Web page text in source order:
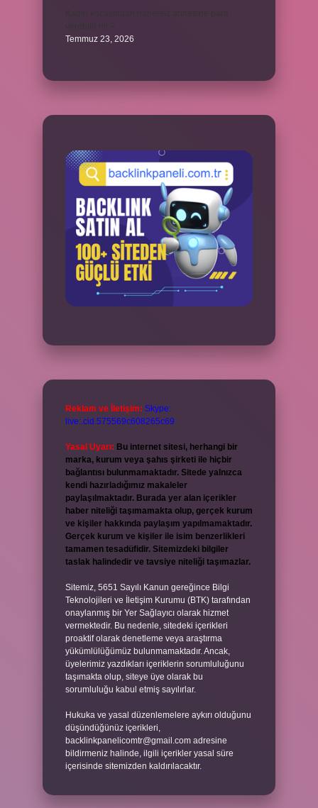
Temmuz 23, 2026
Reklam ve İletişim: Skype:
live:.cid.575569c608265c69
Yasal Uyarı: Bu internet sitesi, herhangi bir
marka, kurum veya şahıs şirketi ile hiçbir
bağlantısı bulunmamaktadır. Sitede yalnızca
kendi hazırladığımız makaleler
paylaşılmaktadır. Burada yer alan içerikler
haber niteliği taşımamakta olup, gerçek kurum
ve kişiler hakkında paylaşım yapılmamaktadır.
Gerçek kurum ve kişiler ile isim benzerlikleri
tamamen tesadüfidir. Sitemizdeki bilgiler
taslak halindedir ve tavsiye niteliği taşımazlar.
Sitemiz, 5651 Sayılı Kanun gereğince Bilgi
Teknolojileri ve İletişim Kurumu (BTK) tarafından
onaylanmış bir Yer Sağlayıcı olarak hizmet
vermektedir. Bu nedenle, sitedeki içerikleri
proaktif olarak denetleme veya araştırma
yükümlülüğümüz bulunmamaktadır. Ancak,
üyelerimiz yazdıkları içeriklerin sorumluluğunu
taşımakta olup, siteye üye olarak bu
sorumluluğu kabul etmiş sayılırlar.
Hukuka ve yasal düzenlemelere aykırı olduğunu
düşündüğünüz içerikleri,
backlinkpanelicomtr@gmail.com adresine
bildirmeniz halinde, ilgili içerikler yasal süre
içerisinde sitemizden kaldırılacaktır.